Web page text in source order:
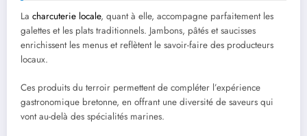
La charcuterie locale, quant à elle, accompagne parfaitement les
galettes et les plats traditionnels. Jambons, pâtés et saucisses
enrichissent les menus et reflètent le savoir-faire des producteurs
locaux.
Ces produits du terroir permettent de compléter l’expérience
gastronomique bretonne, en offrant une diversité de saveurs qui
vont au-delà des spécialités marines.